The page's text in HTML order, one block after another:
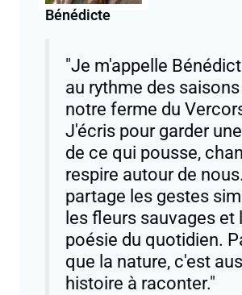
Bénédicte
"Je m'appelle
au rythme des
notre ferme du
J'écris pour garder
de ce qui pousse,
respire autour de
partage les gestes
les fleurs sauvages et
poésie du quotidien.
que la nature, c'est
histoire à raconter."